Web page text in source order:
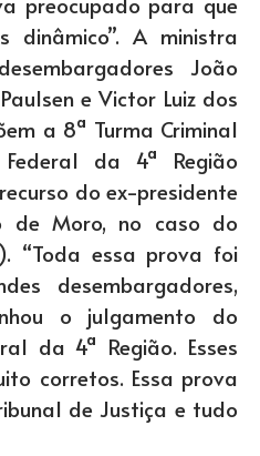
dinâmico”. A ministra
João
e Victor Luiz dos
a 8ª Turma Criminal
da 4ª Região
do ex-presidente
de Moro, no caso do
“Toda essa prova foi
desembargadores,
o julgamento do
da 4ª Região. Esses
corretos. Essa prova
de Justiça e tudo